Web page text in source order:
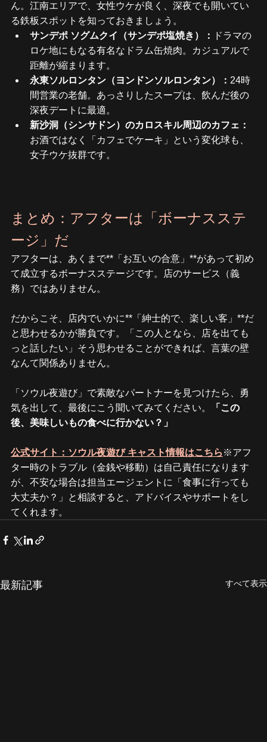
ん。江南エリアで、女性ウケが良く、深夜でも開いてい
る鉄板スポットを知っておきましょう。
サンデポ ソグムクイ（サンデポ塩焼き）：
ドラマの
ロケ地にもなる有名なドラム缶焼肉。カジュアルで
距離が縮まります。
永東ソルロンタン（ヨンドンソルロンタン）： 24時
間営業の老舗。あっさりしたスープは、飲んだ後の
深夜デートに最適。
新沙洞（シンサドン）のカロスキル周辺のカフェ：
お酒ではなく「カフェでケーキ」という変化球も、
女子ウケ抜群です。
まとめ：アフターは「ボーナスステ
ージ」だ
アフターは、あくまで**「お互いの合意」**があって初め
て成立するボーナスステージです。店のサービス（義
務）ではありません。
だからこそ、店内でいかに**「紳士的で、楽しい客」**だ
と思わせるかが勝負です。「この人となら、店を出ても
っと話したい」そう思わせることができれば、言葉の壁
なんて関係ありません。
「ソウル夜遊び」で素敵なパートナーを見つけたら、勇
気を出して、最後にこう聞いてみてください。
「この
後、美味しいもの食べに行かない？」
公式サイト：ソウル夜遊び キャスト情報はこちら ※アフ
ター時のトラブル（金銭や移動）は自己責任になります
が、不安な場合は担当エージェントに「食事に行っても
大丈夫か？」と相談すると、アドバイスやサポートをし
てくれます。
最新記事 すべて表示